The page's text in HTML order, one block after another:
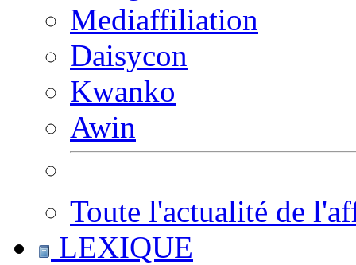
Mediaffiliation
Daisycon
Kwanko
Awin
Toute l'actualité de
LEXIQUE